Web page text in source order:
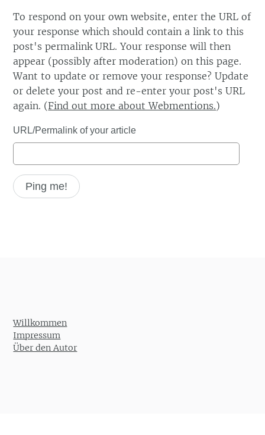
To respond on your own website, enter the URL of
your response which should contain a link to this
post's permalink URL. Your response will then
appear (possibly after moderation) on this page.
Want to update or remove your response? Update
or delete your post and re-enter your post's URL
again. (Find out more about Webmentions.)
URL/Permalink of your article
Willkommen
Impressum
Über den Autor